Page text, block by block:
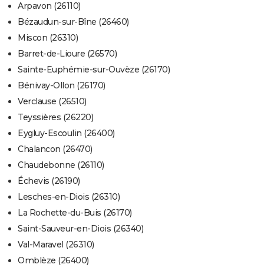
Arpavon (26110)
Bézaudun-sur-Bîne (26460)
Miscon (26310)
Barret-de-Lioure (26570)
Sainte-Euphémie-sur-Ouvèze (26170)
Bénivay-Ollon (26170)
Verclause (26510)
Teyssières (26220)
Eygluy-Escoulin (26400)
Chalancon (26470)
Chaudebonne (26110)
Échevis (26190)
Lesches-en-Diois (26310)
La Rochette-du-Buis (26170)
Saint-Sauveur-en-Diois (26340)
Val-Maravel (26310)
Omblèze (26400)